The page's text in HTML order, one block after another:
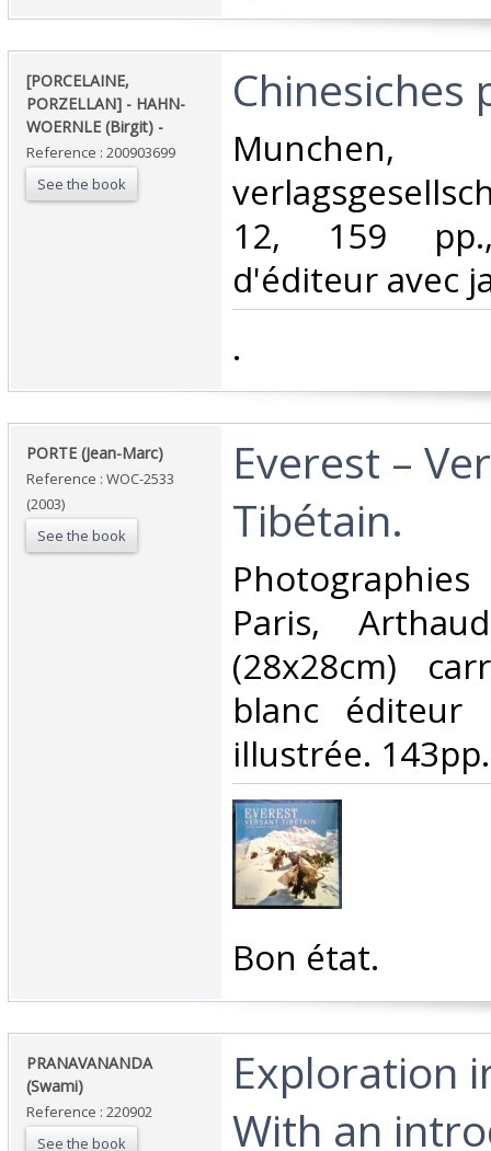
‎[PORCELAINE,
PORZELLAN] - HAHN-
WOERNLE (Birgit) - ‎
Reference : 200903699
See the book
‎Chinesiches
12, 159
d'éditeur avec
‎.‎
‎PORTE (Jean-Marc)‎
Reference : WOC-2533
(2003)
See the book
‎Everest –
Tibétain.‎
Paris,
(28x28cm)
blanc éditeur
illustrée.
‎Bon état.‎
‎PRANAVANANDA
(Swami)‎
Reference : 220902
See the book
‎Exploration
With an